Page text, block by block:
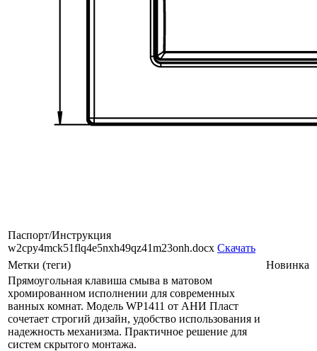
Паспорт/Инструкция
w2cpy4mck51flq4e5nxh49qz41m23onh.docx Скачать
Метки (теги)
Новинка
Прямоугольная клавиша смыва в матовом
хромированном исполнении для современных
ванных комнат. Модель WP1411 от АНИ Пласт
сочетает строгий дизайн, удобство использования и
надежность механизма. Практичное решение для
систем скрытого монтажа.